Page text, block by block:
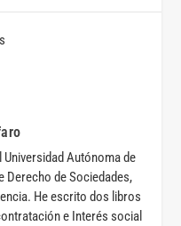
Autónoma de
Derecho de Sociedades,
He escrito dos libros
e Interés social